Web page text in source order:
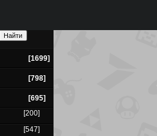
[1699]
[798]
[695]
[200]
[547]